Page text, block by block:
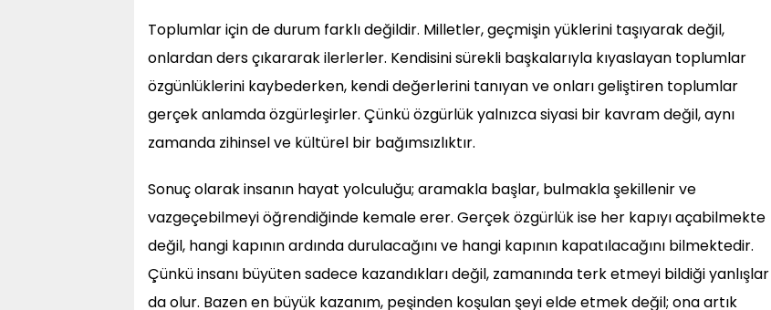
Toplumlar için de durum farklı değildir. Milletler, geçmişin yüklerini taşıyarak değil,
onlardan ders çıkararak ilerlerler. Kendisini sürekli başkalarıyla kıyaslayan toplumlar
özgünlüklerini kaybederken, kendi değerlerini tanıyan ve onları geliştiren toplumlar
gerçek anlamda özgürleşirler. Çünkü özgürlük yalnızca siyasi bir kavram değil, aynı
zamanda zihinsel ve kültürel bir bağımsızlıktır.
Sonuç olarak insanın hayat yolculuğu; aramakla başlar, bulmakla şekillenir ve
vazgeçebilmeyi öğrendiğinde kemale erer. Gerçek özgürlük ise her kapıyı açabilmekte
değil, hangi kapının ardında durulacağını ve hangi kapının kapatılacağını bilmektedir.
Çünkü insanı büyüten sadece kazandıkları değil, zamanında terk etmeyi bildiği yanlışlar
da olur. Bazen en büyük kazanım, peşinden koşulan şeyi elde etmek değil; ona artık